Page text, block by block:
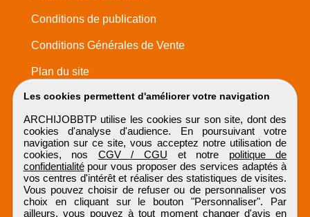
Les cookies permettent d'améliorer votre navigation
ARCHIJOBBTP utilise les cookies sur son site, dont des
cookies d'analyse d'audience. En poursuivant votre
navigation sur ce site, vous acceptez notre utilisation de
cookies, nos CGV / CGU et notre politique de
confidentialitépour vous proposer des services adaptés à
vos centres d'intérêt et réaliser des statistiques de visites.
Vous pouvez choisir de refuser ou de personnaliser vos
choix en cliquant sur le bouton "Personnaliser". Par
ailleurs, vous pouvez à tout moment changer d'avis en
Conditions de publication
Conditions Générales de Vente
Plan du site